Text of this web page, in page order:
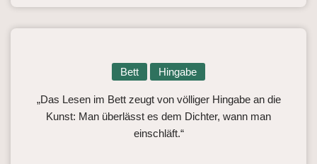
Bett Hingabe
„Das Lesen im Bett zeugt von völliger Hingabe an die
Kunst: Man überlässt es dem Dichter, wann man
einschläft.“